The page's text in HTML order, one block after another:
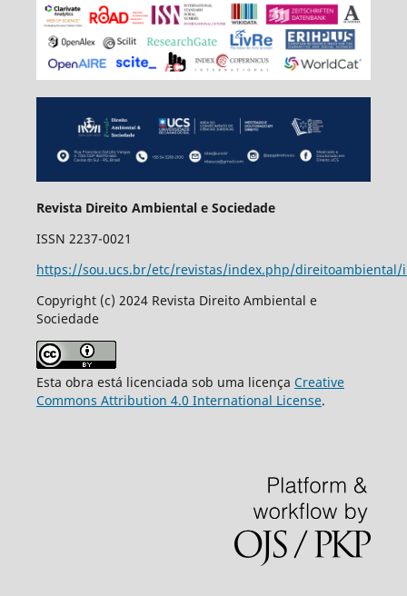
Revista Direito Ambiental e Sociedade
ISSN 2237-0021
https://sou.ucs.br/etc/revistas/index.php/direitoambiental/
Copyright (c) 2024 Revista Direito Ambiental e
Sociedade
Esta obra está licenciada sob uma licença Creative
Commons Attribution 4.0 International License.